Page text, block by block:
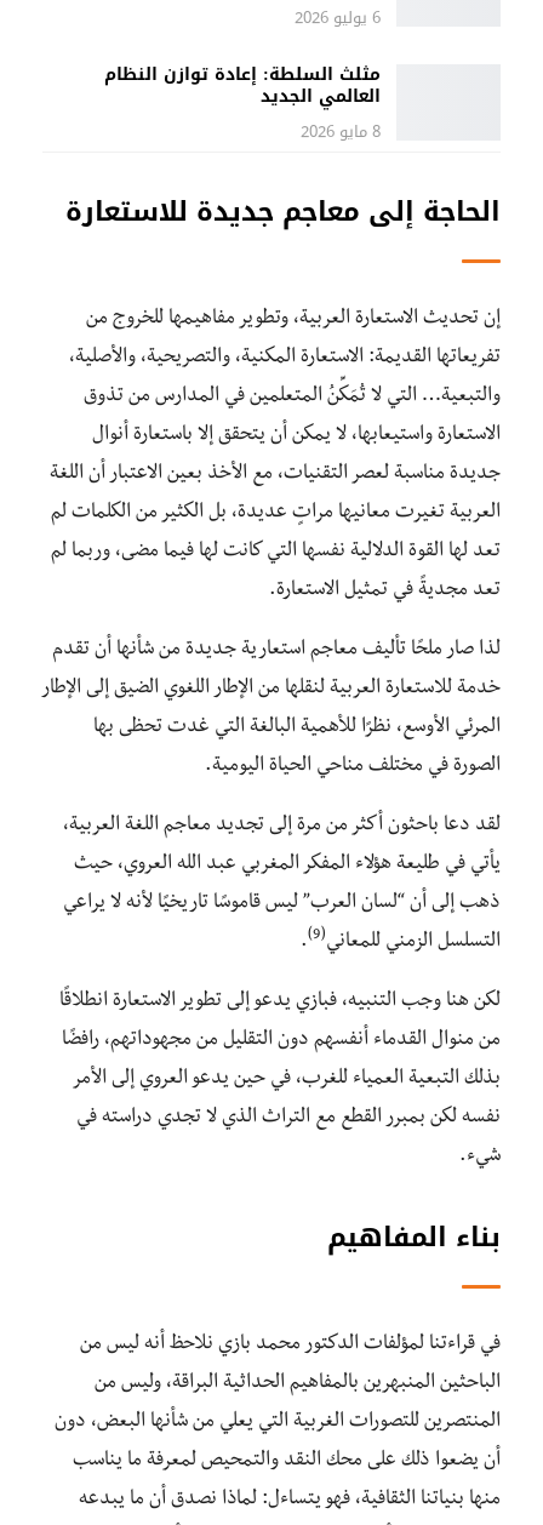
6 يوليو 2026
مثلث السلطة: إعادة توازن النظام
العالمي الجديد
8 مايو 2026
الحاجة إلى معاجم جديدة للاستعارة
إن تحديث الاستعارة العربية، وتطوير مفاهيمها للخروج من
تفريعاتها القديمة: الاستعارة المكنية، والتصريحية، والأصلية،
والتبعية… التي لا تُمَكِّنُ المتعلمين في المدارس من تذوق
الاستعارة واستيعابها، لا يمكن أن يتحقق إلا باستعارة أنوال
جديدة مناسبة لعصر التقنيات، مع الأخذ بعين الاعتبار أن اللغة
العربية تغيرت معانيها مراتٍ عديدة، بل الكثير من الكلمات لم
تعد لها القوة الدلالية نفسها التي كانت لها فيما مضى، وربما لم
تعد مجديةً في تمثيل الاستعارة.
لذا صار ملحًا تأليف معاجم استعارية جديدة من شأنها أن تقدم
خدمة للاستعارة العربية لنقلها من الإطار اللغوي الضيق إلى الإطار
المرئي الأوسع، نظرًا للأهمية البالغة التي غدت تحظى بها
الصورة في مختلف مناحي الحياة اليومية.
لقد دعا باحثون أكثر من مرة إلى تجديد معاجم اللغة العربية،
يأتي في طليعة هؤلاء المفكر المغربي عبد الله العروي، حيث
ذهب إلى أن “لسان العرب” ليس قاموسًا تاريخيًا لأنه لا يراعي
التسلسل الزمني للمعاني(9)
.
لكن هنا وجب التنبيه، فبازي يدعو إلى تطوير الاستعارة انطلاقًا
من منوال القدماء أنفسهم دون التقليل من مجهوداتهم، رافضًا
بذلك التبعية العمياء للغرب، في حين يدعو العروي إلى الأمر
نفسه لكن بمبرر القطع مع التراث الذي لا تجدي دراسته في
شيء.
بناء المفاهيم
في قراءتنا لمؤلفات الدكتور محمد بازي نلاحظ أنه ليس من
الباحثين المنبهرين بالمفاهيم الحداثية البراقة، وليس من
المنتصرين للتصورات الغربية التي يعلي من شأنها البعض، دون
أن يضعوا ذلك على محك النقد والتمحيص لمعرفة ما يناسب
منها بنياتنا الثقافية، فهو يتساءل: لماذا نصدق أن ما يبدعه